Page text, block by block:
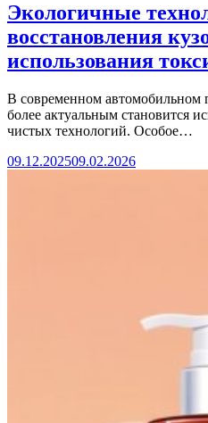
Экологичные
восстановления
использования
В современном автомобильном
более актуальным становится
чистых технологий. Особое…
09.12.202509.02.2026